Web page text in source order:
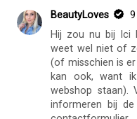
BeautyLoves
Hij zou nu bij Ici
weet wel niet of
(of misschien is
kan ook, want
webshop staan).
informeren bij